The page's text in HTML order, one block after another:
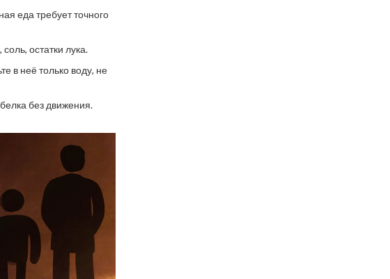
еда требует точного
остатки лука.
в неё только воду, не
без движения.